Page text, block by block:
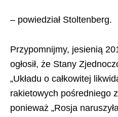
– powiedział Stoltenberg.
Przypomnijmy, jesienią
ogłosił, że Stany
„Układu o całkowitej
rakietowych pośredniego
ponieważ „Rosja